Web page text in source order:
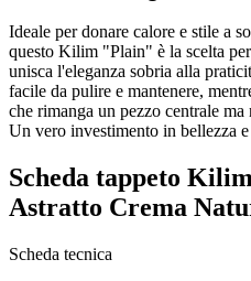
Ideale per donare calore e stile a
questo Kilim "Plain" è la scelta
unisca l'eleganza sobria alla
facile da pulire e mantenere,
che rimanga un pezzo centrale
Un vero investimento in bellezza
Scheda tappeto
Astratto Crema
Scheda tecnica